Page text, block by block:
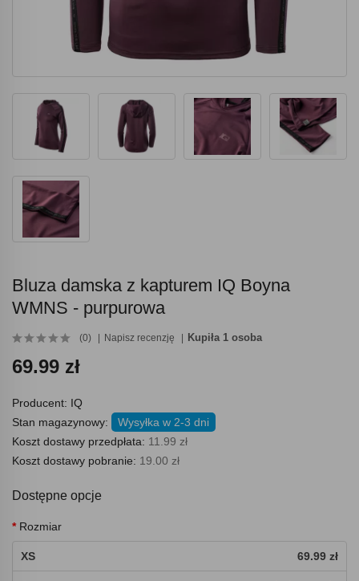
Bluza damska z kapturem IQ Boyna
WMNS - purpurowa
(0) Napisz recenzję Kupiła 1 osoba
69.99 zł
Producent: IQ
Stan magazynowy:
Wysyłka w 2-3 dni
Koszt dostawy przedpłata: 11.99 zł
Koszt dostawy pobranie: 19.00 zł
Dostępne opcje
Rozmiar
XS 69.99 zł